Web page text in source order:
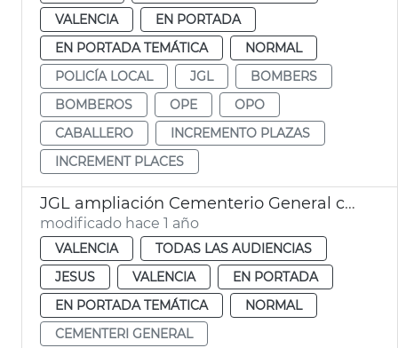
VALENCIA
EN PORTADA
EN PORTADA TEMÁTICA
NORMAL
POLICÍA LOCAL
JGL
BOMBERS
BOMBEROS
OPE
OPO
CABALLERO
INCREMENTO PLAZAS
INCREMENT PLACES
JGL ampliación Cementerio General con 2.596 nuevos nichos
modificado hace 1 año
VALENCIA
TODAS LAS AUDIENCIAS
JESUS
VALENCIA
EN PORTADA
EN PORTADA TEMÁTICA
NORMAL
CEMENTERI GENERAL